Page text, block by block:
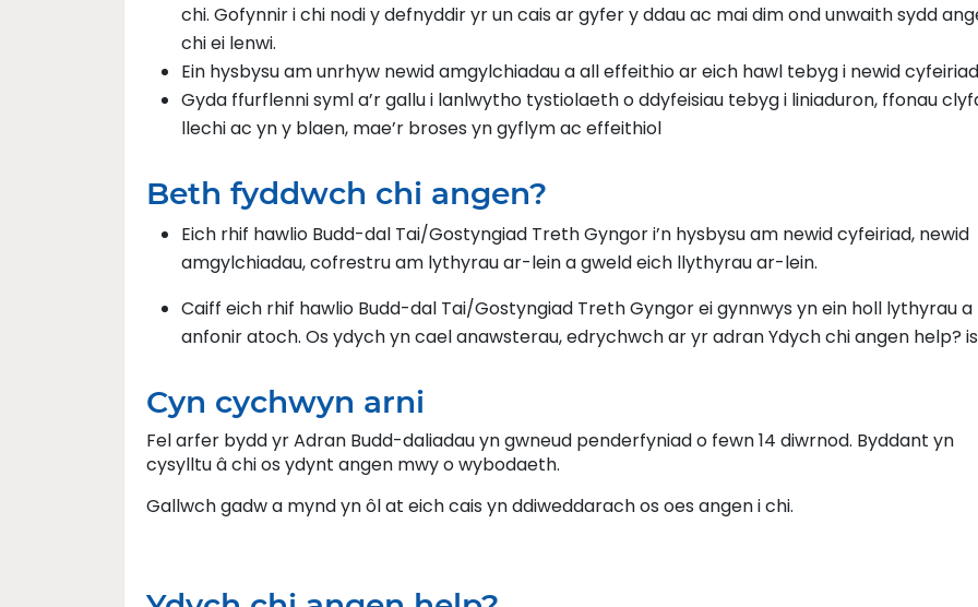
chi. Gofynnir i chi nodi y defnyddir yr un cais ar gyfer y ddau ac mai dim ond unwaith sydd
chi ei lenwi.
Ein hysbysu am unrhyw newid amgylchiadau a all effeithio ar eich hawl tebyg i newid
Gyda ffurflenni syml a’r gallu i lanlwytho tystiolaeth o ddyfeisiau tebyg i liniaduron, ffonau
llechi ac yn y blaen, mae’r broses yn gyflym ac effeithiol
Beth fyddwch chi angen?
Eich rhif hawlio Budd-dal Tai/Gostyngiad Treth Gyngor i’n hysbysu am newid cyfeiriad, newid
amgylchiadau, cofrestru am lythyrau ar-lein a gweld eich llythyrau ar-lein.
Caiff eich rhif hawlio Budd-dal Tai/Gostyngiad Treth Gyngor ei gynnwys yn ein holl lythyrau a
anfonir atoch. Os ydych yn cael anawsterau, edrychwch ar yr adran Ydych chi angen help?
Cyn cychwyn arni
Fel arfer bydd yr Adran Budd-daliadau yn gwneud penderfyniad o fewn 14 diwrnod. Byddant yn
cysylltu â chi os ydynt angen mwy o wybodaeth.
Gallwch gadw a mynd yn ôl at eich cais yn ddiweddarach os oes angen i chi.